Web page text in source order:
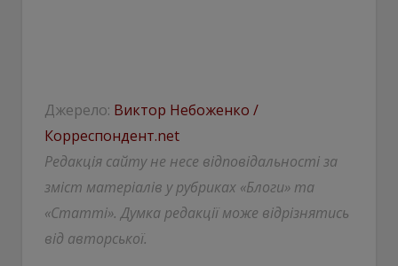
Джерело: Виктор Небоженко /
Корреспондент.net
Редакція сайту не несе відповідальності за
зміст матеріалів у рубриках «Блоги» та
«Статті». Думка редакції може відрізнятись
від авторської.